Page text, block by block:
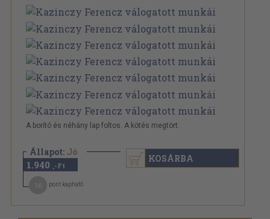
A borító és néhány lap foltos. A kötés megtört.
Állapot: Jó
1.940 ,-Ft
pont kapható
KOSÁRBA